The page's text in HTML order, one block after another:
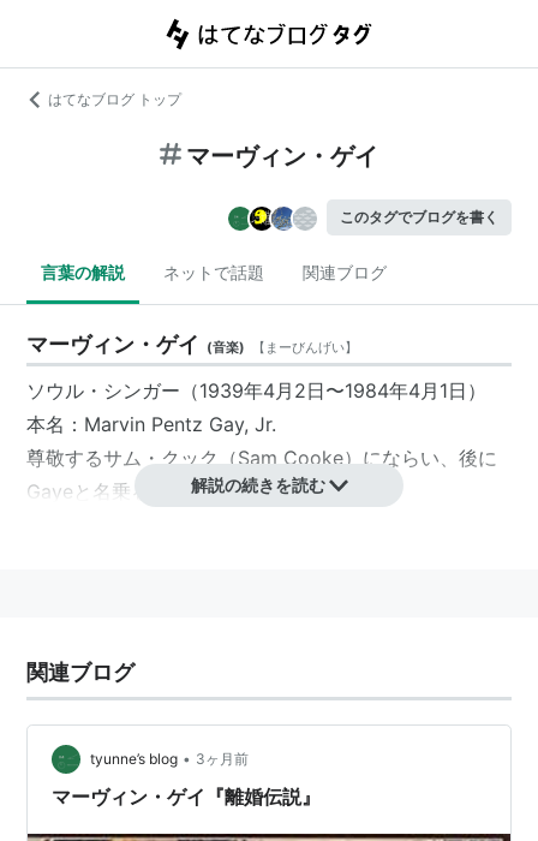
はてなブログ トップ
マーヴィン・ゲイ
このタグでブログを書く
言葉の解説 ネットで話題 関連ブログ
マーヴィン・ゲイ (音楽) 【 まーびんげい】
ソウル・シンガー（1939年4月2日〜1984年4月1日）
本名：Marvin Pentz Gay, Jr.
尊敬するサム・クック（Sam Cooke）にならい、後に
Gayeと名乗るようになる。
"Let's Get It On" (1973)
解説の続きを読む
関連ブログ
tyunne’s blog • 3ヶ月前
マーヴィン・ゲイ『離婚伝説』